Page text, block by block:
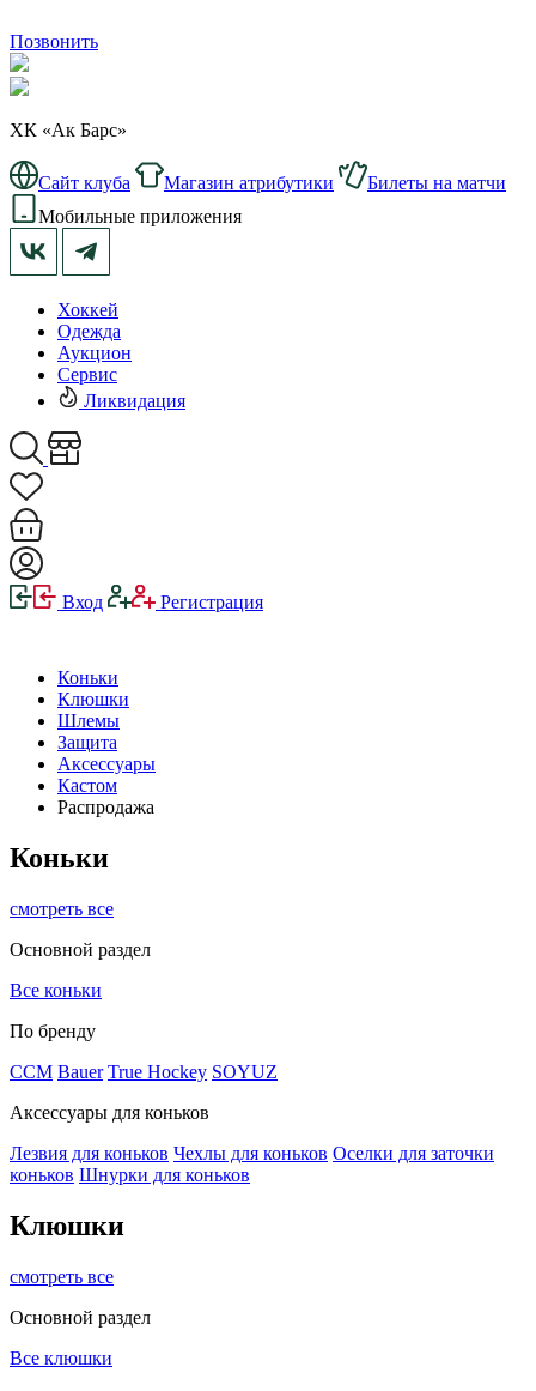
Позвонить
ХК «Ак Барс»
Сайт клуба Магазин атрибутики
Билеты на матчи
Мобильные приложения
Хоккей
Одежда
Аукцион
Сервис
Ликвидация
Вход Регистрация
Коньки
Клюшки
Шлемы
Защита
Аксессуары
Кастом
Распродажа
Коньки
смотреть все
Основной раздел
Все коньки
По бренду
ССМ Bauer True Hockey SOYUZ
Аксессуары для коньков
Лезвия для коньков Чехлы для коньков Оселки для заточки
коньков Шнурки для коньков
Клюшки
смотреть все
Основной раздел
Все клюшки